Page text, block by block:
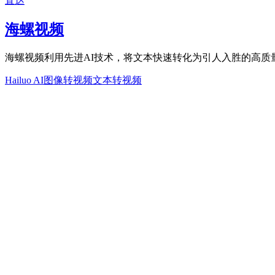
海螺视频
海螺视频利用先进AI技术，将文本快速转化为引人入胜的高质
Hailuo AI图像转视频文本转视频